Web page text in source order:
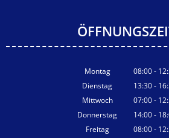
Montag 08:00-
Dienstag 13:30-
Mittwoch 07:00-
Donnerstag 14:00-
Freitag 08:00-